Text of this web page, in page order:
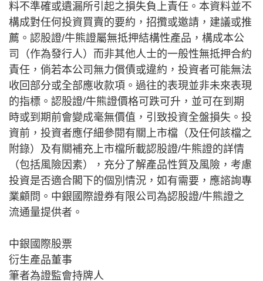
料不準確或遺漏所引起之損失負上責任。本資料並不
構成對任何投資買賣的要約，招攬或邀請，建議或推
薦。認股證/牛熊證屬無抵押結構性產品，構成本公
司（作為發行人）而非其他人士的一般性無抵押合約
責任，倘若本公司無力償債或違約，投資者可能無法
收回部分或全部應收款項。過往的表現並非未來表現
的指標。認股證/牛熊證價格可跌可升，並可在到期
時或到期前會變成毫無價值，引致投資全盤損失。投
資前，投資者應仔細參閱有關上市檔（及任何該檔之
附錄）及有關補充上市檔所載認股證/牛熊證的詳情
（包括風險因素），充分了解產品性質及風險，考慮
投資是否適合閣下的個別情況，如有需要，應諮詢專
業顧問。中銀國際證券有限公司為認股證/牛熊證之
流通量提供者。
中銀國際股票
衍生產品董事
筆者為證監會持牌人